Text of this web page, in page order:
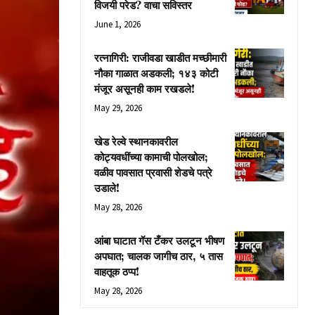
विजयी परेड? वाचा सविस्तर
June 1, 2026
रत्नागिरी: राजीवडा खाडीत मच्छीमारी
नौका गाळात अडकली; १४३ कोटी
मंजूर असूनही काम रखडले!
May 29, 2026
खेड रेल्वे स्थानकावरील
कोट्यवधींच्या कामाची पोलखोल;
वळीव पावसात प्रवासी शेडचे पत्रे
उडाले!
May 28, 2026
आंबा घाटात गॅस टँकर उलटून भीषण
अपघात; चालक जागीच ठार, ५ तास
वाहतूक ठप्प!
May 28, 2026